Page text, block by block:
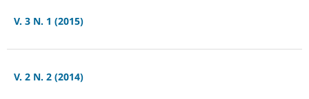
V. 3 N. 1 (2015)
V. 2 N. 2 (2014)